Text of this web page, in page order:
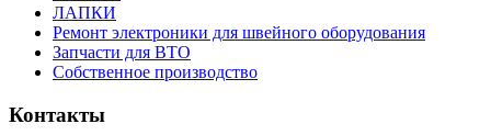
ЛАПКИ
Ремонт электроники для швейного оборудования
Запчасти для ВТО
Собственное производство
Контакты